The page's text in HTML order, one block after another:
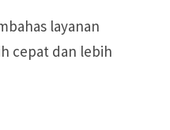
layanan
cepat dan lebih